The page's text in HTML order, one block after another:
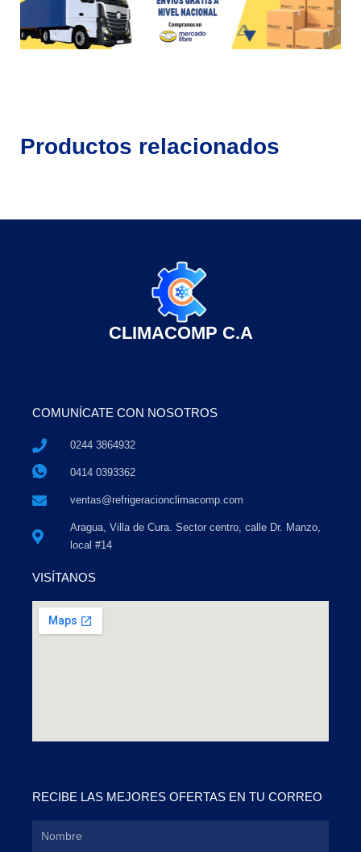
Productos relacionados
CLIMACOMP C.A
COMUNÍCATE CON NOSOTROS
0244 3864932
0414 0393362
ventas@refrigeracionclimacomp.com
Aragua, Villa de Cura. Sector centro, calle Dr. Manzo,
local #14
VISÍTANOS
RECIBE LAS MEJORES OFERTAS EN TU CORREO